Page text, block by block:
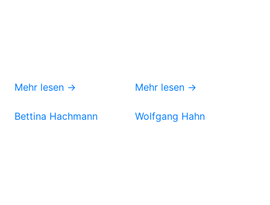
Mehr lesen → Mehr lesen →
Bettina Hachmann Wolfgang Hahn